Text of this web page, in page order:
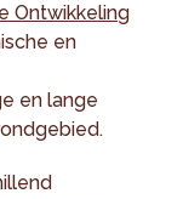
Ontwikkeling
en
en lange